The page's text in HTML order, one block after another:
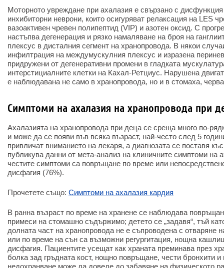
Моторното увреждане при ахалазия е свързано с дисфункция
инхибиторни неврони, които осигуряват релаксация на LES
вазоактивен чревен полипептид (VIP) и азотен оксид. С
настъпва дегенерация и рязко намаляване на броя на
плексус в дисталния сегмент на хранопровода. В някои
инфилтрация на междумускулния плексус и изразена
придружени от дегенеративни промени в гладката
интерстициалните клетки на Кахал-Ретциус. Нарушена
е наблюдавана не само в хранопровода, но и в стомаха,
Симптоми на ахалазия на хранопровода при
Ахалазията на хранопровода при деца се среща много по-
и може да се появи във всяка възраст, най-често след 5
привличат вниманието на лекаря, а диагнозата се поставя
публикува данни от мета-анализ на клиничните симптоми на
честите симптоми са повръщане по време или
дисфагия (76%).
Прочетете също: Симптоми на ахалазия кардия
В ранна възраст по време на хранене се наблюдава
примеси на стомашно съдържимо; детето се „задавя“, тъй
долната част на хранопровода не е съпроводена с отваряне
или по време на сън са възможни регургитация, нощна
дисфагия. Пациентите усещат как храната преминава през
болка зад гръдната кост, нощно повръщане, чести бронхити
недохранване може да доведе до забавяне на физическото